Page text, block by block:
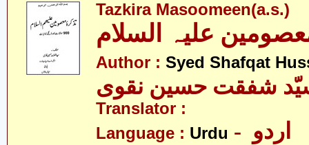
Tazkira Masoomeen(a.s.)
علیہ السلام
Author : Syed Shafqat
شفقت حسین نقوی
Translator :
Language : Urdu